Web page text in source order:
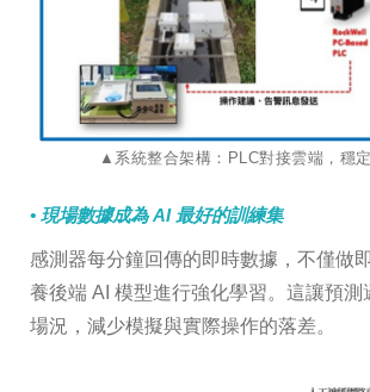
​​​​​​​▲系統整合架構：PLC對接雲端，穩
• 現場數據成為 AI 最好的訓練集
感測器每分鐘回傳的即時數據，不僅做
養後端 AI 模型進行強化學習。這讓預測
場況，減少模擬與實際操作的落差。